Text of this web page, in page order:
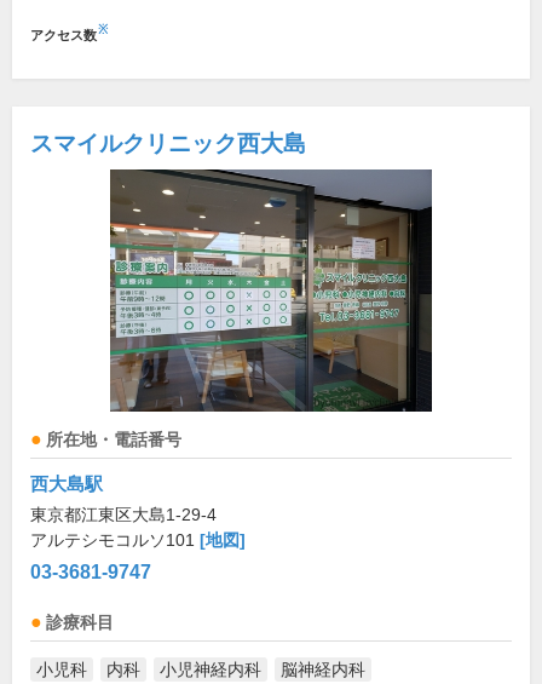
アクセス数※
スマイルクリニック西大島
所在地・電話番号
西大島駅
東京都江東区大島1-29-4
アルテシモコルソ101 [地図]
03-3681-9747
診療科目
小児科 内科 小児神経内科 脳神経内科